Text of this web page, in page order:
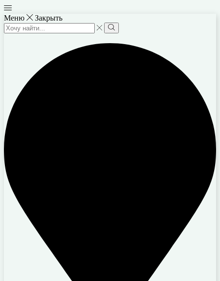
Меню
Закрыть
Search
input
Search